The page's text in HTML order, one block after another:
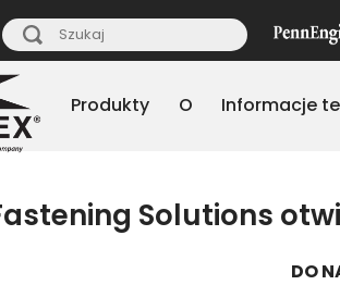
Produkty O Informacje
Solutions
DO